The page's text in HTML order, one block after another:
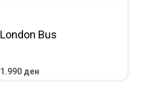
London Bus
1.990 ден